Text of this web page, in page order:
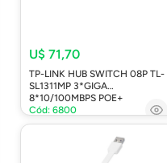
U$ 71,70
TP-LINK HUB SWITCH 08P TL-
SL1311MP 3*GIGA
8*10/100MBPS POE+
Cód: 6800